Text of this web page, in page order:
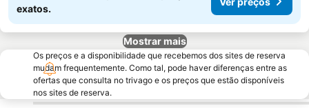
exatos.
Mostrar mais
Os preços e a disponibilidade que recebemos dos sites de reserva
mudam frequentemente. Como tal, pode haver diferenças entre as
ofertas que consulta no trivago e os preços que estão disponíveis
nos sites de reserva.